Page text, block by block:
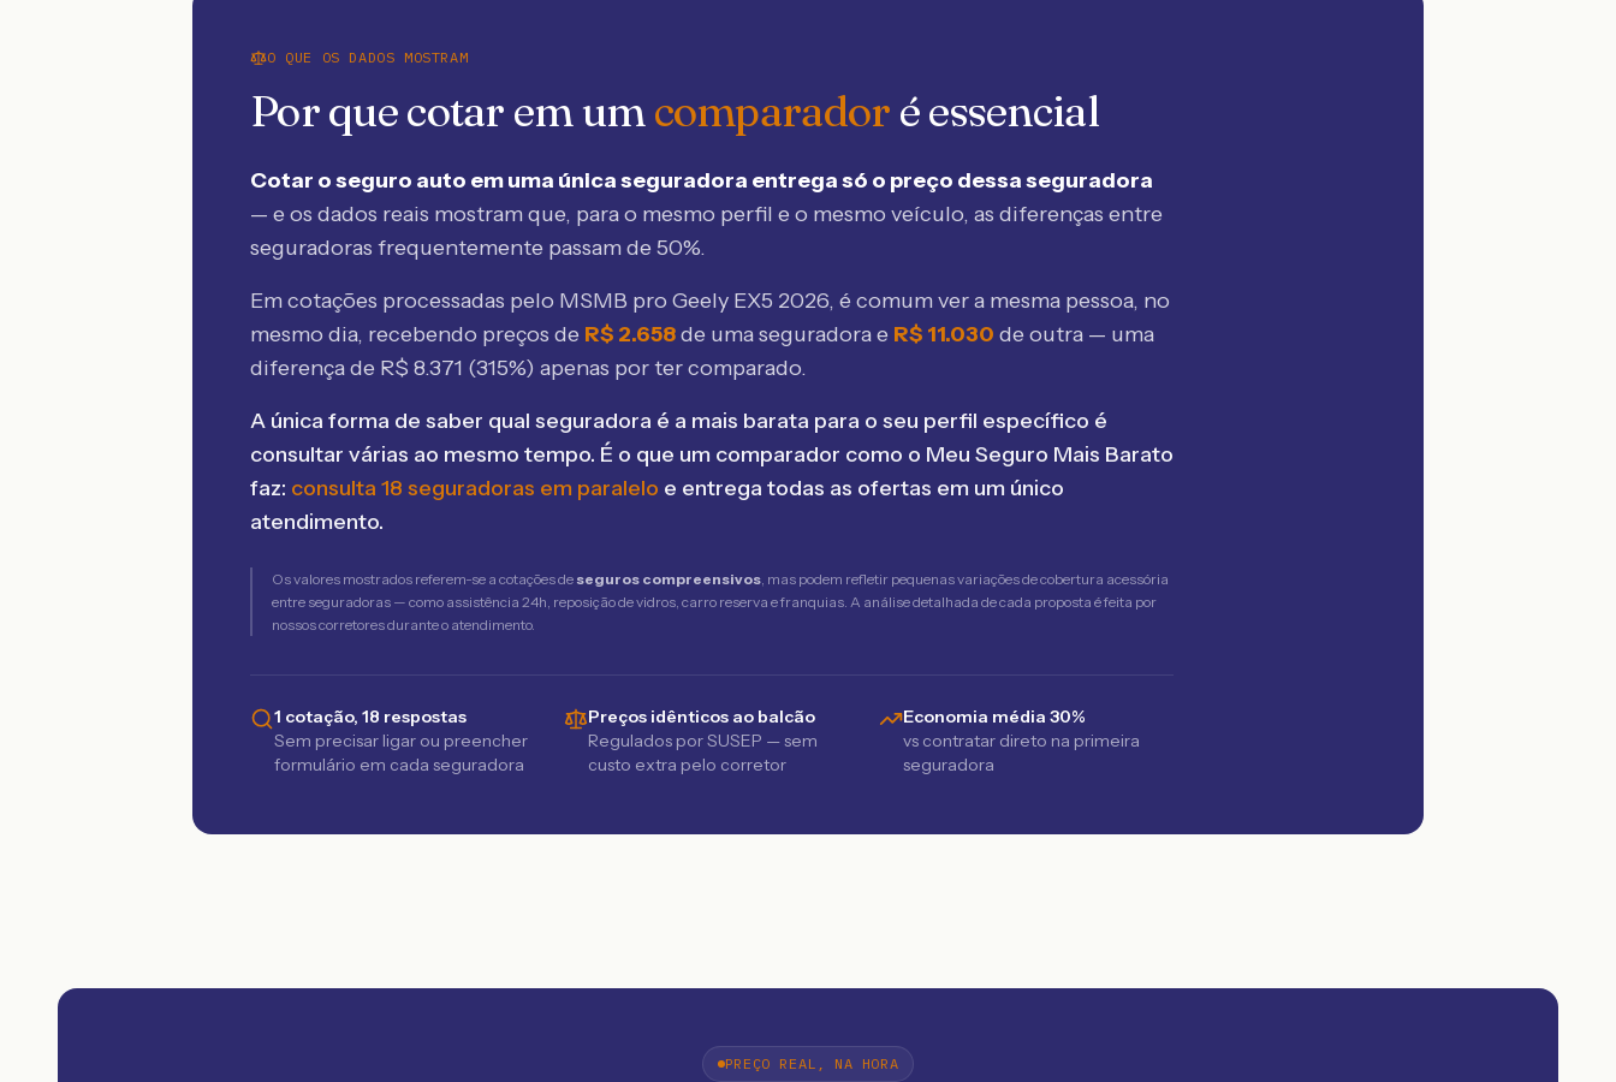
O QUE OS DADOS MOSTRAM
Por que cotar em umcomparador é essencial
Cotar o seguro auto em uma única seguradora entrega só o preço dessa seguradora
— e os dados reais mostram que, para o mesmo perfil e o mesmo veículo, as diferenças entre
seguradoras frequentemente passam de 50%.
Em cotações processadas pelo MSMB pro Geely EX5 2026, é comum ver a mesma pessoa, no
mesmo dia, recebendo preços de R$ 2.658de uma seguradora e R$ 11.030 de outra — uma
diferença de R$ 8.371 (315%) apenas por ter comparado.
A única forma de saber qual seguradora é a mais barata para o seu perfil específico é
consultar várias ao mesmo tempo. É o que um comparador como o Meu Seguro Mais Barato
faz: consulta 18 seguradoras em paralelo e entrega todas as ofertas em um único
atendimento.
Os valores mostrados referem-se a cotações de seguros compreensivos, mas podem refletir pequenas variações de cobertura acessória
entre seguradoras — como assistência 24h, reposição de vidros, carro reserva e franquias. A análise detalhada de cada proposta é feita por
nossos corretores durante o atendimento.
1 cotação, 18 respostas
Sem precisar ligar ou preencher
formulário em cada seguradora
Preços idênticos ao balcão
Regulados por SUSEP — sem
custo extra pelo corretor
Economia média 30%
vs contratar direto na primeira
seguradora
PREÇO REAL, NA HORA